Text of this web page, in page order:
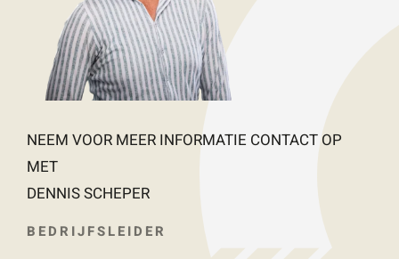
NEEM VOOR MEER INFORMATIE CONTACT OP
MET
DENNIS SCHEPER
BEDRIJFSLEIDER